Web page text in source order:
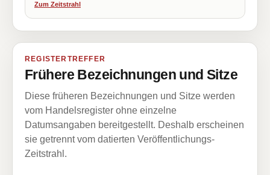
Zum Zeitstrahl
REGISTERTREFFER
Frühere Bezeichnungen und Sitze
Diese früheren Bezeichnungen und Sitze werden
vom Handelsregister ohne einzelne
Datumsangaben bereitgestellt. Deshalb erscheinen
sie getrennt vom datierten Veröffentlichungs-
Zeitstrahl.